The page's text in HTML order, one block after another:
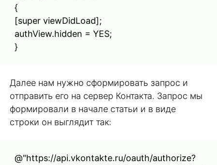
{
[super viewDidLoad];
authView.hidden = YES;
}
Далее нам нужно сформировать запрос и
отправить его на сервер Контакта. Запрос мы
формировали в начале статьи и в виде
строки он выглядит так:
@"https://api.vkontakte.ru/oauth/authorize?